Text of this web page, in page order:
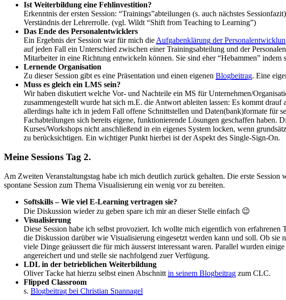
Ist Weiterbildung eine Fehlinvestition?
Erkenntnis der ersten Session: “Trainings”abteilungen (s. auch nächstes
Verständnis der Lehrerrolle. (vgl. Wildt “Shift from Teaching to Learning”)
Das Ende des Personalentwicklers
Ein Ergebnis der Session war für mich die Aufgabenklärung der
auf jeden Fall ein Unterschied zwischen einer Trainingsabteilung und der
Mitarbeiter in eine Richtung entwickeln können. Sie sind eher “Hebammen” indem
Lernende Organisation
Zu dieser Session gibt es eine Präsentation und einen eigenen Blogbeitrag. Eine
Muss es gleich ein LMS sein?
Wir haben diskutiert welche Vor- und Nachteile ein MS für Unternehmen/
zusammengestellt wurde hat sich m.E. die Antwort ableiten lassen: Es kommt
allerdings halte ich in jedem Fall offene Schnittstellen und Daten(bank)formate für
Fachabteilungen sich bereits eigene, funktionierende Lösungen geschaffen
Kurses/Workshops nicht anschließend in ein eigenes System locken, wenn
zu berücksichtigen. Ein wichtiger Punkt hierbei ist der Aspekt des Single-Sign-On.
Meine Sessions Tag 2.
Am Zweiten Veranstaltungstag habe ich mich deutlich zurück gehalten. Die erste
spontane Session zum Thema Visualisierung ein wenig vor zu bereiten.
Softskills – Wie viel E-Learning vertragen sie?
Die Diskussion wieder zu geben spare ich mir an dieser Stelle einfach 😉
Visualisierung
Diese Session habe ich selbst provoziert. Ich wollte mich eigentlich von
die Diskussion darüber wie Visualisierung eingesetzt werden kann und soll. Ob
viele Dinge geäussert die für mich äusserst interessant waren. Parallel wurden
angereichert und und stelle sie nachfolgend zuer Verfügung.
LDL in der betrieblichen Weiterbildung
Oliver Tacke hat hierzu selbst einen Abschnitt in seinem Blogbeitrag zum CLC.
Flipped Classroom
s. Blogbeitrag bei Christian Spannagel